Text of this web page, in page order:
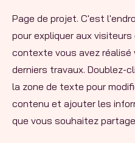
Page de projet. C'est
pour expliquer aux visiteurs
contexte vous avez réalisé
derniers travaux. Doublez-
la zone de texte pour
contenu et ajouter les
que vous souhaitez